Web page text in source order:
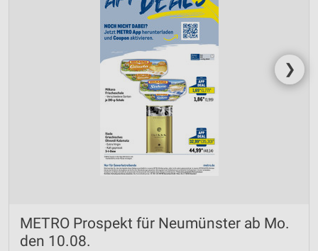
❯
METRO Prospekt für Neumünster ab Mo.
den 10.08.